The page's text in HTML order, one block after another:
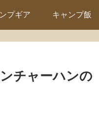
プギア キャンプ飯
チャーハンの